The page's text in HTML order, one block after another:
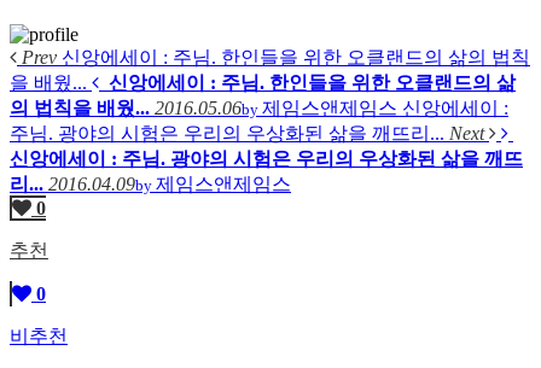
Prev 신앙에세이 : 주님. 한인들을 위한 오클랜드의 삶의 법칙
을 배웠...
신앙에세이 : 주님. 한인들을 위한 오클랜드의 삶
의 법칙을 배웠... 2016.05.06by 제임스앤제임스 신앙에세이 :
주님. 광야의 시험은 우리의 우상화된 삶을 깨뜨리... Next
신앙에세이 : 주님. 광야의 시험은 우리의 우상화된 삶을 깨뜨
리... 2016.04.09by 제임스앤제임스
0
추천
0
비추천